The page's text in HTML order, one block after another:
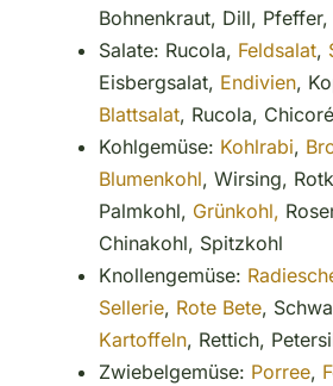
Bohnenkraut, Dill,
Salate: Rucola, Feldsalat,
Eisbergsalat, Endivien,
Blattsalat, Rucola,
Kohlgemüse: Kohlrabi,
Blumenkohl, Wirsing,
Palmkohl, Grünkohl,
Chinakohl, Spitzkohl
Knollengemüse:
Sellerie, Rote Bete,
Kartoffeln, Rettich,
Zwiebelgemüse: Porree,